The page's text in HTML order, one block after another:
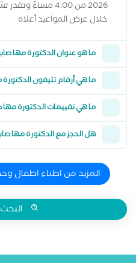
2026 من 4:00
خلال عرض المواعيد أعلاه
ما هو عنوان الدكتورة مها
ما هي أرقام تليفون الدكتورة
ما هي تقييمات الدكتورة مها
هل الحجز مع الدكتورة مها
المزيد من اطباء اطفال